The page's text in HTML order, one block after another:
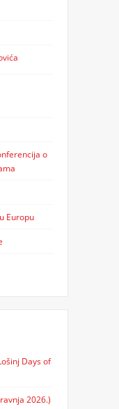
o
Europu
Days of
2026.)